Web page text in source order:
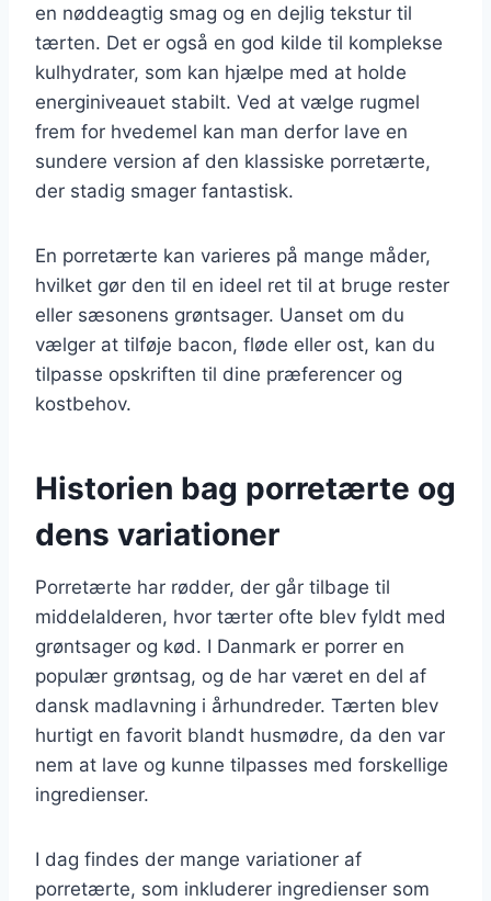
en nøddeagtig smag og en dejlig tekstur til
tærten. Det er også en god kilde til komplekse
kulhydrater, som kan hjælpe med at holde
energiniveauet stabilt. Ved at vælge rugmel
frem for hvedemel kan man derfor lave en
sundere version af den klassiske porretærte,
der stadig smager fantastisk.
En porretærte kan varieres på mange måder,
hvilket gør den til en ideel ret til at bruge rester
eller sæsonens grøntsager. Uanset om du
vælger at tilføje bacon, fløde eller ost, kan du
tilpasse opskriften til dine præferencer og
kostbehov.
Historien bag porretærte og
dens variationer
Porretærte har rødder, der går tilbage til
middelalderen, hvor tærter ofte blev fyldt med
grøntsager og kød. I Danmark er porrer en
populær grøntsag, og de har været en del af
dansk madlavning i århundreder. Tærten blev
hurtigt en favorit blandt husmødre, da den var
nem at lave og kunne tilpasses med forskellige
ingredienser.
I dag findes der mange variationer af
porretærte, som inkluderer ingredienser som